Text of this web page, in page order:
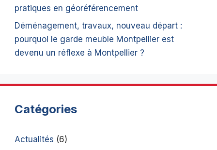
pratiques en géoréférencement
Déménagement, travaux, nouveau départ :
pourquoi le garde meuble Montpellier est
devenu un réflexe à Montpellier ?
Catégories
Actualités (6)